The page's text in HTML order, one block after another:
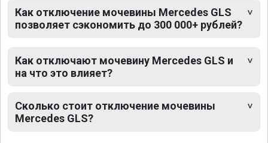
Как отключение мочевины Mercedes GLS
позволяет сэкономить до 300 000+ рублей?
Как отключают мочевину Mercedes GLS и
на что это влияет?
Сколько стоит отключение мочевины
Mercedes GLS?